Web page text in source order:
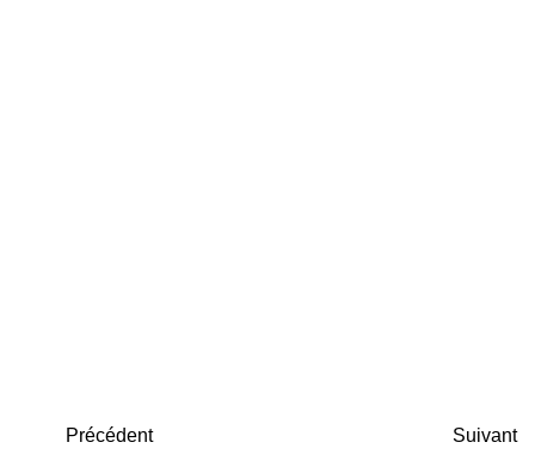
Précédent Suivant